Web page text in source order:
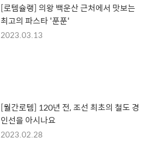
[로템슐랭] 의왕 백운산 근처에서 맛보는
최고의 파스타 '푼푼'
2023.03.13
[월간로템] 120년 전, 조선 최초의 철도 경
인선을 아시나요
2023.02.28